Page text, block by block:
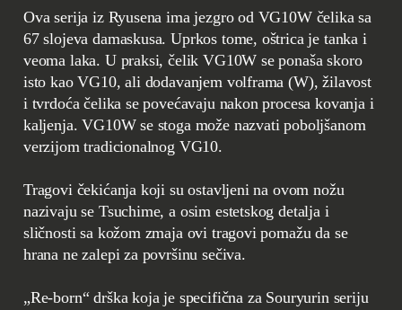
Ova serija iz Ryusena ima jezgro od VG10W čelika sa
67 slojeva damaskusa. Uprkos tome, oštrica je tanka i
veoma laka. U praksi, čelik VG10W se ponaša skoro
isto kao VG10, ali dodavanjem volframa (W), žilavost
i tvrdoća čelika se povećavaju nakon procesa kovanja i
kaljenja. VG10W se stoga može nazvati poboljšanom
verzijom tradicionalnog VG10.
Tragovi čekićanja koji su ostavljeni na ovom nožu
nazivaju se Tsuchime, a osim estetskog detalja i
sličnosti sa kožom zmaja ovi tragovi pomažu da se
hrana ne zalepi za površinu sečiva.
„Re-born“ drška koja je specifična za Souryurin seriju